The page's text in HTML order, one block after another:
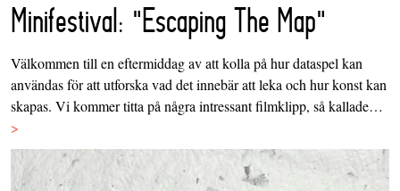
Minifestival: "Escaping The Map"
Välkommen till en eftermiddag av att kolla på hur dataspel kan
användas för att utforska vad det innebär att leka och hur konst kan
skapas. Vi kommer titta på några intressant filmklipp, så kallade…
>